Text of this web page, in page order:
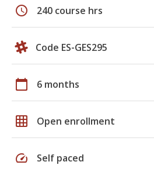
schedule 240 course hrs
Code ES-GES295
calendar_today 6 months
grid_on Open enrollment
speed Self paced